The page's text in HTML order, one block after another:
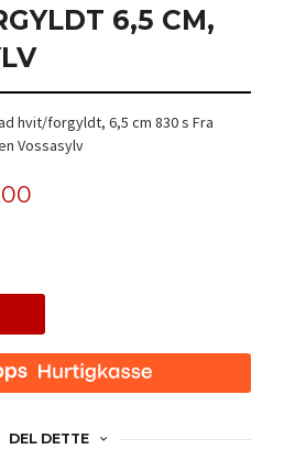
6,5 CM,
hvit/forgyldt, 6,5 cm 830 s Fra
Vossasylv
DEL DETTE